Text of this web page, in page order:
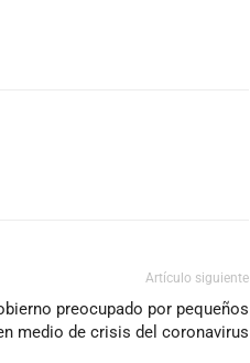
Artículo siguiente
preocupado por pequeños
medio de crisis del coronavirus